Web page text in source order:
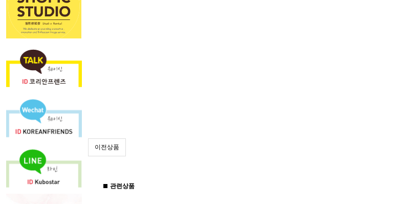
이전상품
관련상품